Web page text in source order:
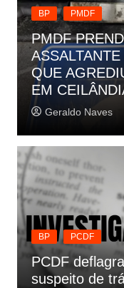
BP PMDF
PMDF
QUE
EM
Geraldo Naves
BP PCDF
PCDF
suspeito de